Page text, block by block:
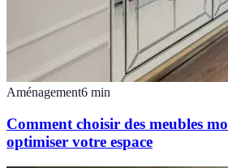
Aménagement6 min
Comment choisir des meubles
optimiser votre espace